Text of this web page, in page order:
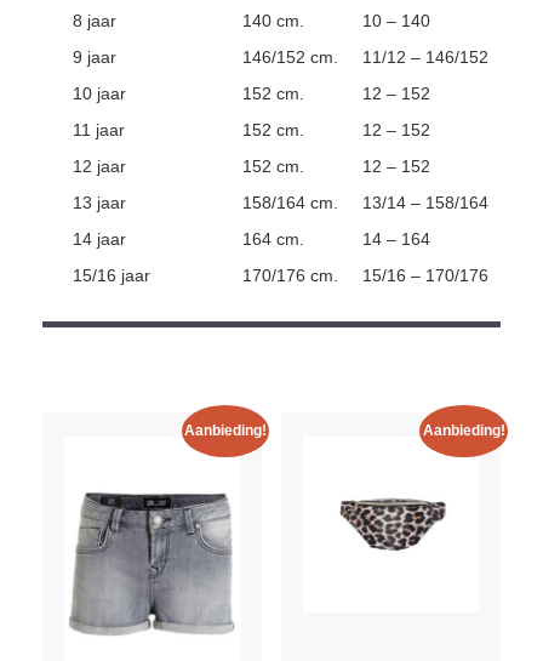
8 jaar
140 cm.
10 – 140
9 jaar
146/152 cm.
11/12 – 146/152
10 jaar
152 cm.
12 – 152
11 jaar
152 cm.
12 – 152
12 jaar
152 cm.
12 – 152
13 jaar
158/164 cm.
13/14 – 158/164
14 jaar
164 cm.
14 – 164
15/16 jaar
170/176 cm. 15/16 – 170/176
Aanbieding! Aanbieding!